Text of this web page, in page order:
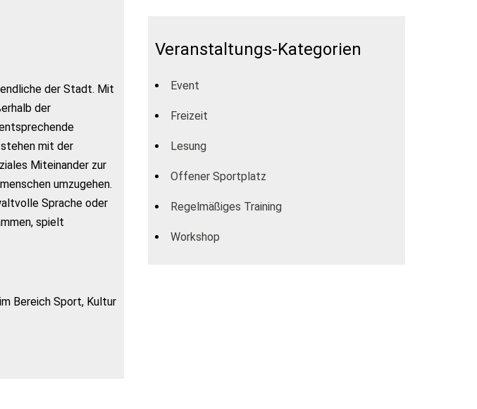
der Stadt. Mit
der
mit der
Miteinander zur
umzugehen.
Sprache oder
spielt
Bereich Sport, Kultur
Veranstaltungs-Kategorien
Event
Freizeit
Lesung
Offener Sportplatz
Regelmäßiges Training
Workshop